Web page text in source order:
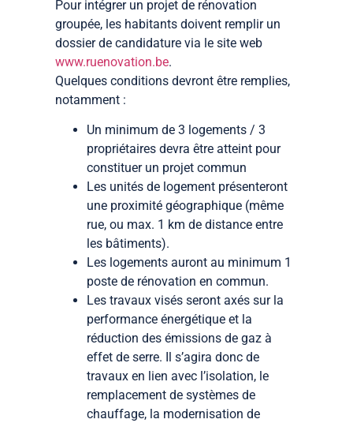
Pour intégrer un projet de rénovation
groupée, les habitants doivent remplir un
dossier de candidature via le site web
www.ruenovation.be.
Quelques conditions devront être remplies,
notamment :
Un minimum de 3 logements / 3
propriétaires devra être atteint pour
constituer un projet commun
Les unités de logement présenteront
une proximité géographique (même
rue, ou max. 1 km de distance entre
les bâtiments).
Les logements auront au minimum 1
poste de rénovation en commun.
Les travaux visés seront axés sur la
performance énergétique et la
réduction des émissions de gaz à
effet de serre. Il s’agira donc de
travaux en lien avec l’isolation, le
remplacement de systèmes de
chauffage, la modernisation de